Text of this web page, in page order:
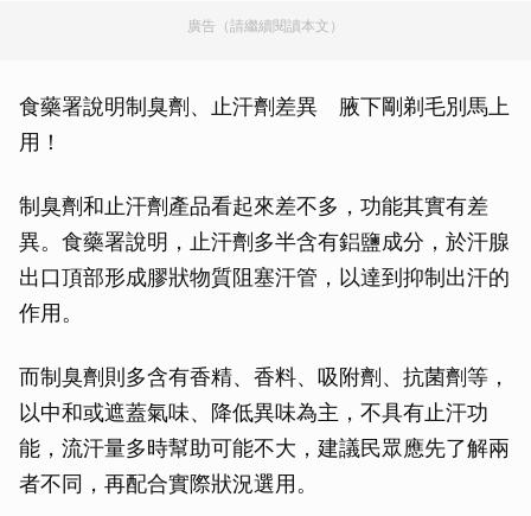
廣告（請繼續閱讀本文）
食藥署說明制臭劑、止汗劑差異 腋下剛剃毛別馬上
用！
制臭劑和止汗劑產品看起來差不多，功能其實有差
異。食藥署說明，止汗劑多半含有鋁鹽成分，於汗腺
出口頂部形成膠狀物質阻塞汗管，以達到抑制出汗的
作用。
而制臭劑則多含有香精、香料、吸附劑、抗菌劑等，
以中和或遮蓋氣味、降低異味為主，不具有止汗功
能，流汗量多時幫助可能不大，建議民眾應先了解兩
者不同，再配合實際狀況選用。